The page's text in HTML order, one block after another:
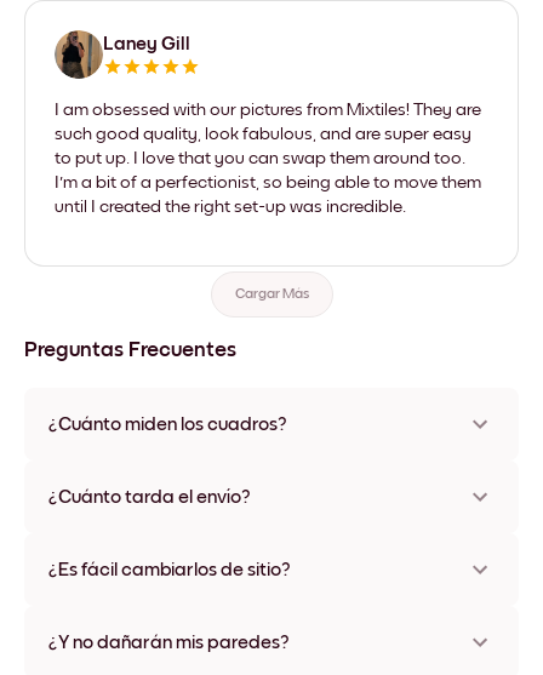
Laney Gill
I am obsessed with our pictures from Mixtiles! They are
such good quality, look fabulous, and are super easy
to put up. I love that you can swap them around too.
I'm a bit of a perfectionist, so being able to move them
until I created the right set-up was incredible.
Cargar Más
Preguntas Frecuentes
¿Cuánto miden los cuadros?
varios materiales y colores de marco, incluidas opciones sin
¿Cuánto tarda el envío?
disponibles en algunos países. Te enviaremos un número de
¿Es fácil cambiarlos de sitio?
ningún daño
¿Y no dañarán mis paredes?